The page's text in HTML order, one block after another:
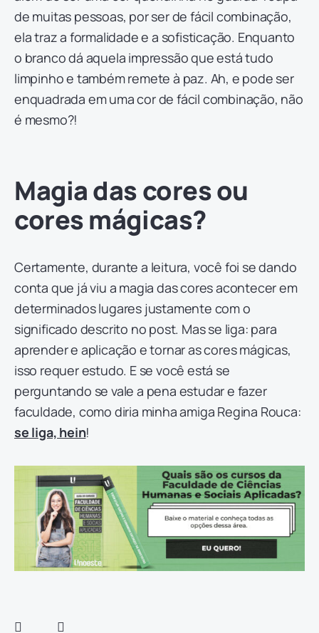
de muitas pessoas, por ser de fácil combinação,
ela traz a formalidade e a sofisticação. Enquanto
o branco dá aquela impressão que está tudo
limpinho e também remete à paz. Ah, e pode ser
enquadrada em uma cor de fácil combinação, não
é mesmo?!
Magia das cores ou
cores mágicas?
Certamente, durante a leitura, você foi se dando
conta que já viu a magia das cores acontecer em
determinados lugares justamente com o
significado descrito no post. Mas se liga: para
aprender e aplicação e tornar as cores mágicas,
isso requer estudo. E se você está se
perguntando se vale a pena estudar e fazer
faculdade, como diria minha amiga Regina Rouca:
se liga, hein!